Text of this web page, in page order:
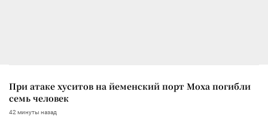
При атаке хуситов на йеменский порт Моха погибли
семь человек
42 минуты назад